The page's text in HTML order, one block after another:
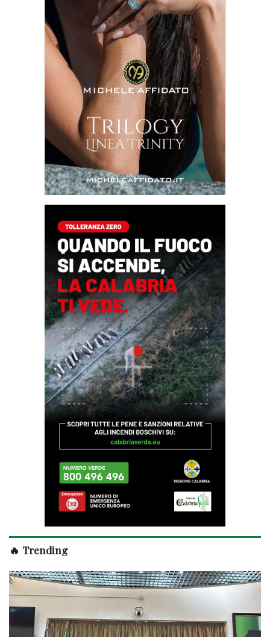
🔥 Trending